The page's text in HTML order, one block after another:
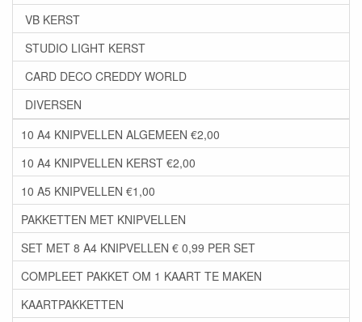
VB KERST
STUDIO LIGHT KERST
CARD DECO CREDDY WORLD
DIVERSEN
10 A4 KNIPVELLEN ALGEMEEN €2,00
10 A4 KNIPVELLEN KERST €2,00
10 A5 KNIPVELLEN €1,00
PAKKETTEN MET KNIPVELLEN
SET MET 8 A4 KNIPVELLEN € 0,99 PER SET
COMPLEET PAKKET OM 1 KAART TE MAKEN
KAARTPAKKETTEN